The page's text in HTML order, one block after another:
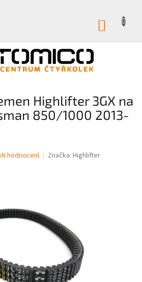
Highlifter 3GX na
850/1000 2013-
hodnocení Značka: Highlifter